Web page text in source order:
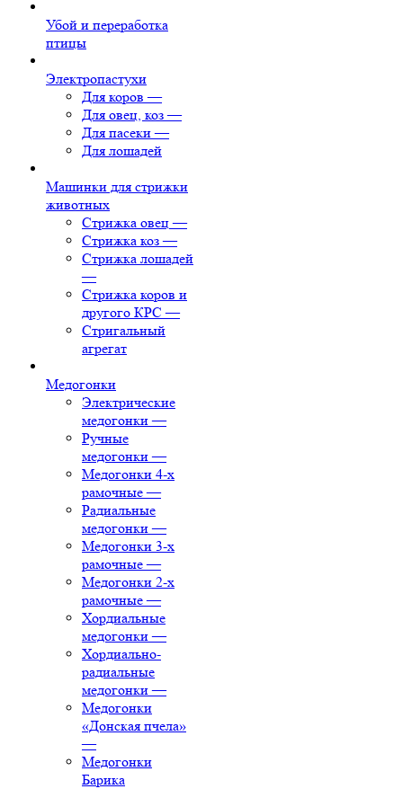
Убой и переработка
птицы
Электропастухи
Для коров —
Для овец, коз —
Для пасеки —
Для лошадей
Машинки для стрижки
животных
Стрижка овец —
Стрижка коз —
Стрижка лошадей
—
Стрижка коров и
другого КРС —
Стригальный
агрегат
Медогонки
Электрические
медогонки —
Ручные
медогонки —
Медогонки 4-х
рамочные —
Радиальные
медогонки —
Медогонки 3-х
рамочные —
Медогонки 2-х
рамочные —
Хордиальные
медогонки —
Хордиально-
радиальные
медогонки —
Медогонки
«Донская пчела»
—
Медогонки
Барика